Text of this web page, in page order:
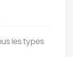
les types